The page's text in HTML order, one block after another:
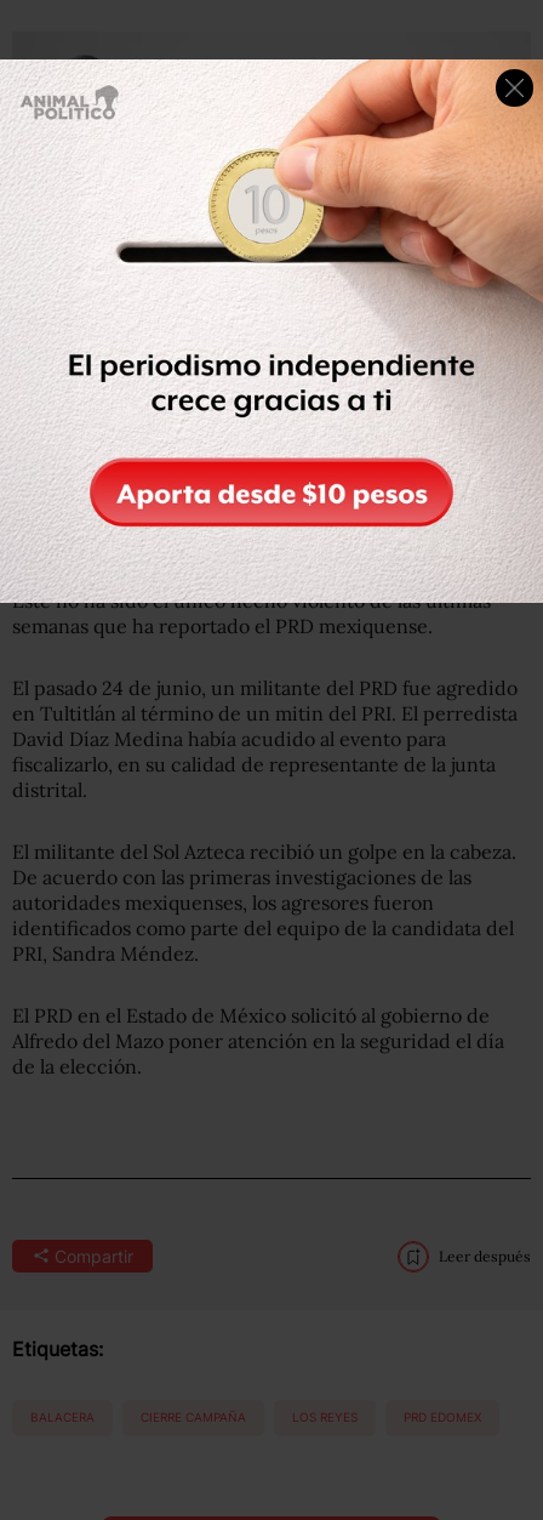
Vamos a Ganar#LosReyesLaPazcon @Mondragon_JL
gracias @juan_zepeda_hernandez por tu visita a nuestro
querido municipio#PorLaPazAlFrente #VamosAGanar
pic.twitter.com/L2d7uhoqif
— Rodrigo Farfán (@RodFarfan)June 26, 2018
Este no ha sido el único hecho violento de las últimas
semanas que ha reportado el PRD mexiquense.
El pasado 24 de junio, un militante del PRD fue agredido
en Tultitlán al término de un mitin del PRI. El perredista
David Díaz Medina había acudido al evento para
fiscalizarlo, en su calidad de representante de la junta
distrital.
El militante del Sol Azteca recibió un golpe en la cabeza.
De acuerdo con las primeras investigaciones de las
autoridades mexiquenses, los agresores fueron
identificados como parte del equipo de la candidata del
PRI, Sandra Méndez.
El PRD en el Estado de México solicitó al gobierno de
Alfredo del Mazo poner atención en la seguridad el día
de la elección.
Compartir Leer después
Etiquetas:
BALACERA CIERRE CAMPAÑA LOS REYES PRD EDOMEX